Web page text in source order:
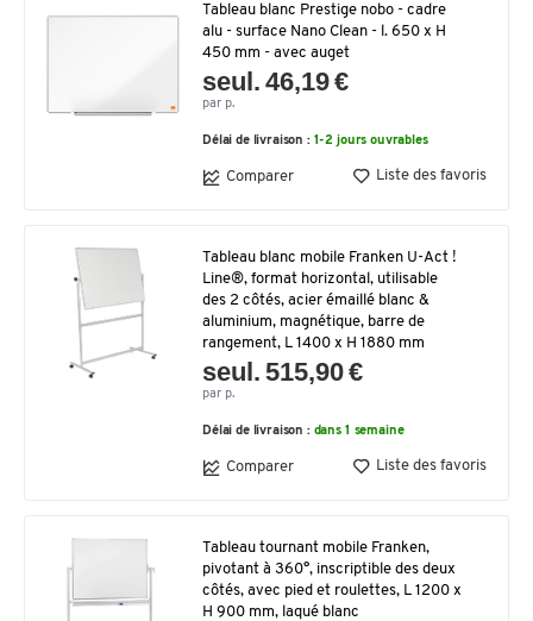
Tableau blanc Prestige nobo - cadre
alu - surface Nano Clean - l. 650 x H
450 mm - avec auget
seul. 46,19 €
par p.
Délai de livraison : 1-2 jours ouvrables
Comparer Liste des favoris
Tableau blanc mobile Franken U-Act !
Line®, format horizontal, utilisable
des 2 côtés, acier émaillé blanc &
aluminium, magnétique, barre de
rangement, L 1400 x H 1880 mm
seul. 515,90 €
par p.
Délai de livraison : dans 1 semaine
Comparer Liste des favoris
Tableau tournant mobile Franken,
pivotant à 360°, inscriptible des deux
côtés, avec pied et roulettes, L 1200 x
H 900 mm, laqué blanc